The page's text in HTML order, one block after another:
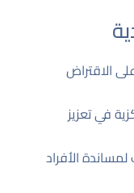
الاقتراض
في تعزيز
لمساندة الأفراد